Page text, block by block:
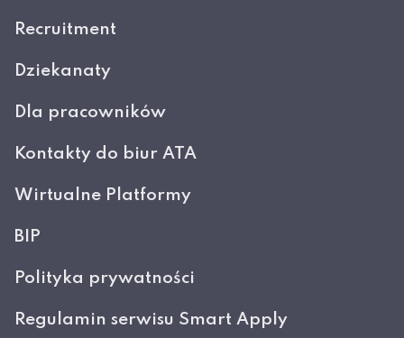
Recruitment
Dziekanaty
Dla pracowników
Kontakty do biur ATA
Wirtualne Platformy
BIP
Polityka prywatności
Regulamin serwisu Smart Apply